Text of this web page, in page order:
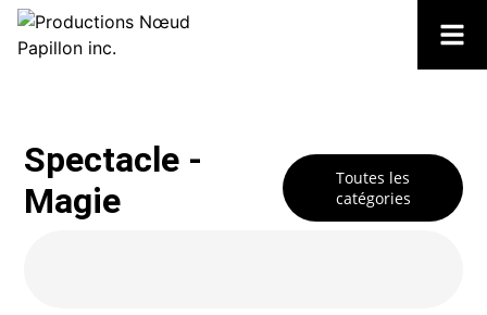
Spectacle -
Magie
Toutes les
catégories